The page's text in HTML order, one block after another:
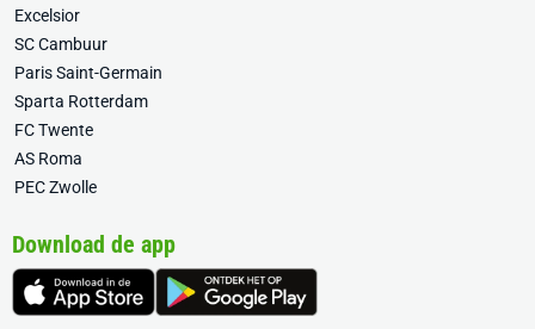
Excelsior
SC Cambuur
Paris Saint-Germain
Sparta Rotterdam
FC Twente
AS Roma
PEC Zwolle
Download de app